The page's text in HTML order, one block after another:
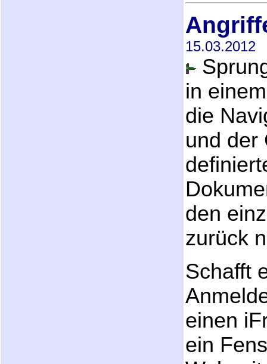
15.03.2012
in
die
und der
den
zurück
Schafft
einen
ein